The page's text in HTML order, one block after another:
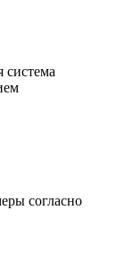
система
согласно